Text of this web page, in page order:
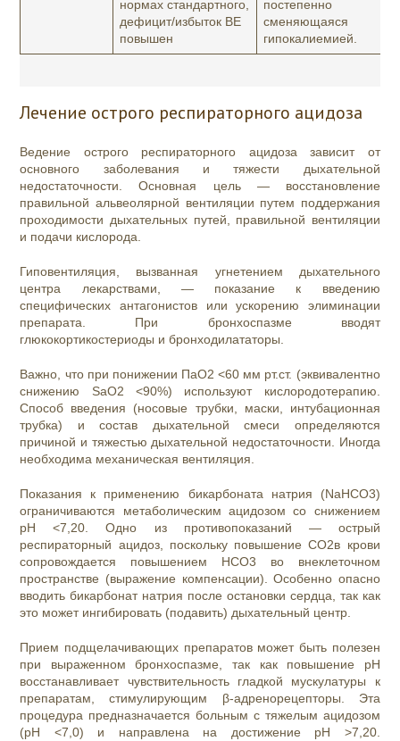
нормах стандартного,
дефицит/избыток BE
повышен
постепенно
сменяющаяся
гипокалиемией.
Лечение острого респираторного ацидоза
Ведение острого респираторного ацидоза зависит от
основного заболевания и тяжести дыхательной
недостаточности. Основная цель — восстановление
правильной альвеолярной вентиляции путем поддержания
проходимости дыхательных путей, правильной вентиляции
и подачи кислорода.
Гиповентиляция, вызванная угнетением дыхательного
центра лекарствами, — показание к введению
специфических антагонистов или ускорению элиминации
препарата. При бронхоспазме вводят
глюкокортикостериоды и бронходилататоры.
Важно, что при понижении ПаО2 <60 мм рт.ст. (эквивалентно
снижению SaO2 <90%) используют кислородотерапию.
Способ введения (носовые трубки, маски, интубационная
трубка) и состав дыхательной смеси определяются
причиной и тяжестью дыхательной недостаточности. Иногда
необходима механическая вентиляция.
Показания к применению бикарбоната натрия (NaHCO3)
ограничиваются метаболическим ацидозом со снижением
рН <7,20. Одно из противопоказаний — острый
респираторный ацидоз, поскольку повышение СО2в крови
сопровождается повышением HCO3 во внеклеточном
пространстве (выражение компенсации). Особенно опасно
вводить бикарбонат натрия после остановки сердца, так как
это может ингибировать (подавить) дыхательный центр.
Прием подщелачивающих препаратов может быть полезен
при выраженном бронхоспазме, так как повышение рН
восстанавливает чувствительность гладкой мускулатуры к
препаратам, стимулирующим β-адренорецепторы. Эта
процедура предназначается больным с тяжелым ацидозом
(рН <7,0) и направлена на достижение рН >7,20.